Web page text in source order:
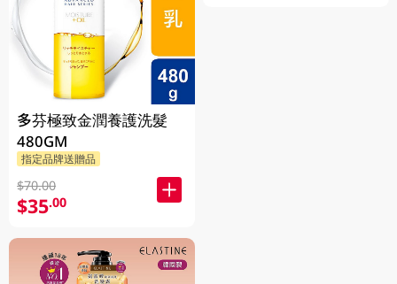
多芬極致金潤養護洗髮
480GM
指定品牌送贈品
$70.00
$35.00